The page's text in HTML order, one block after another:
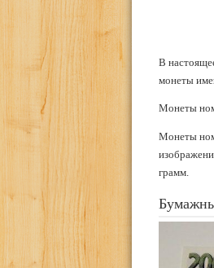
В
монеты
Монеты
Монеты
грамм.